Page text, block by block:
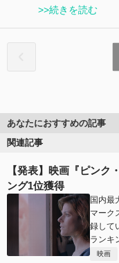
>>続きを読む
あなたにおすすめの記事
関連記事
【発表】映画『ピンク
ング1位獲得
国内最
マーク
録して
ランキ
映画